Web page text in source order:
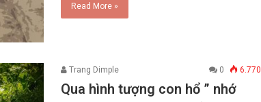
Read More »
Trang Dimple 0 6.770
Qua hình tượng con hổ ” nhớ